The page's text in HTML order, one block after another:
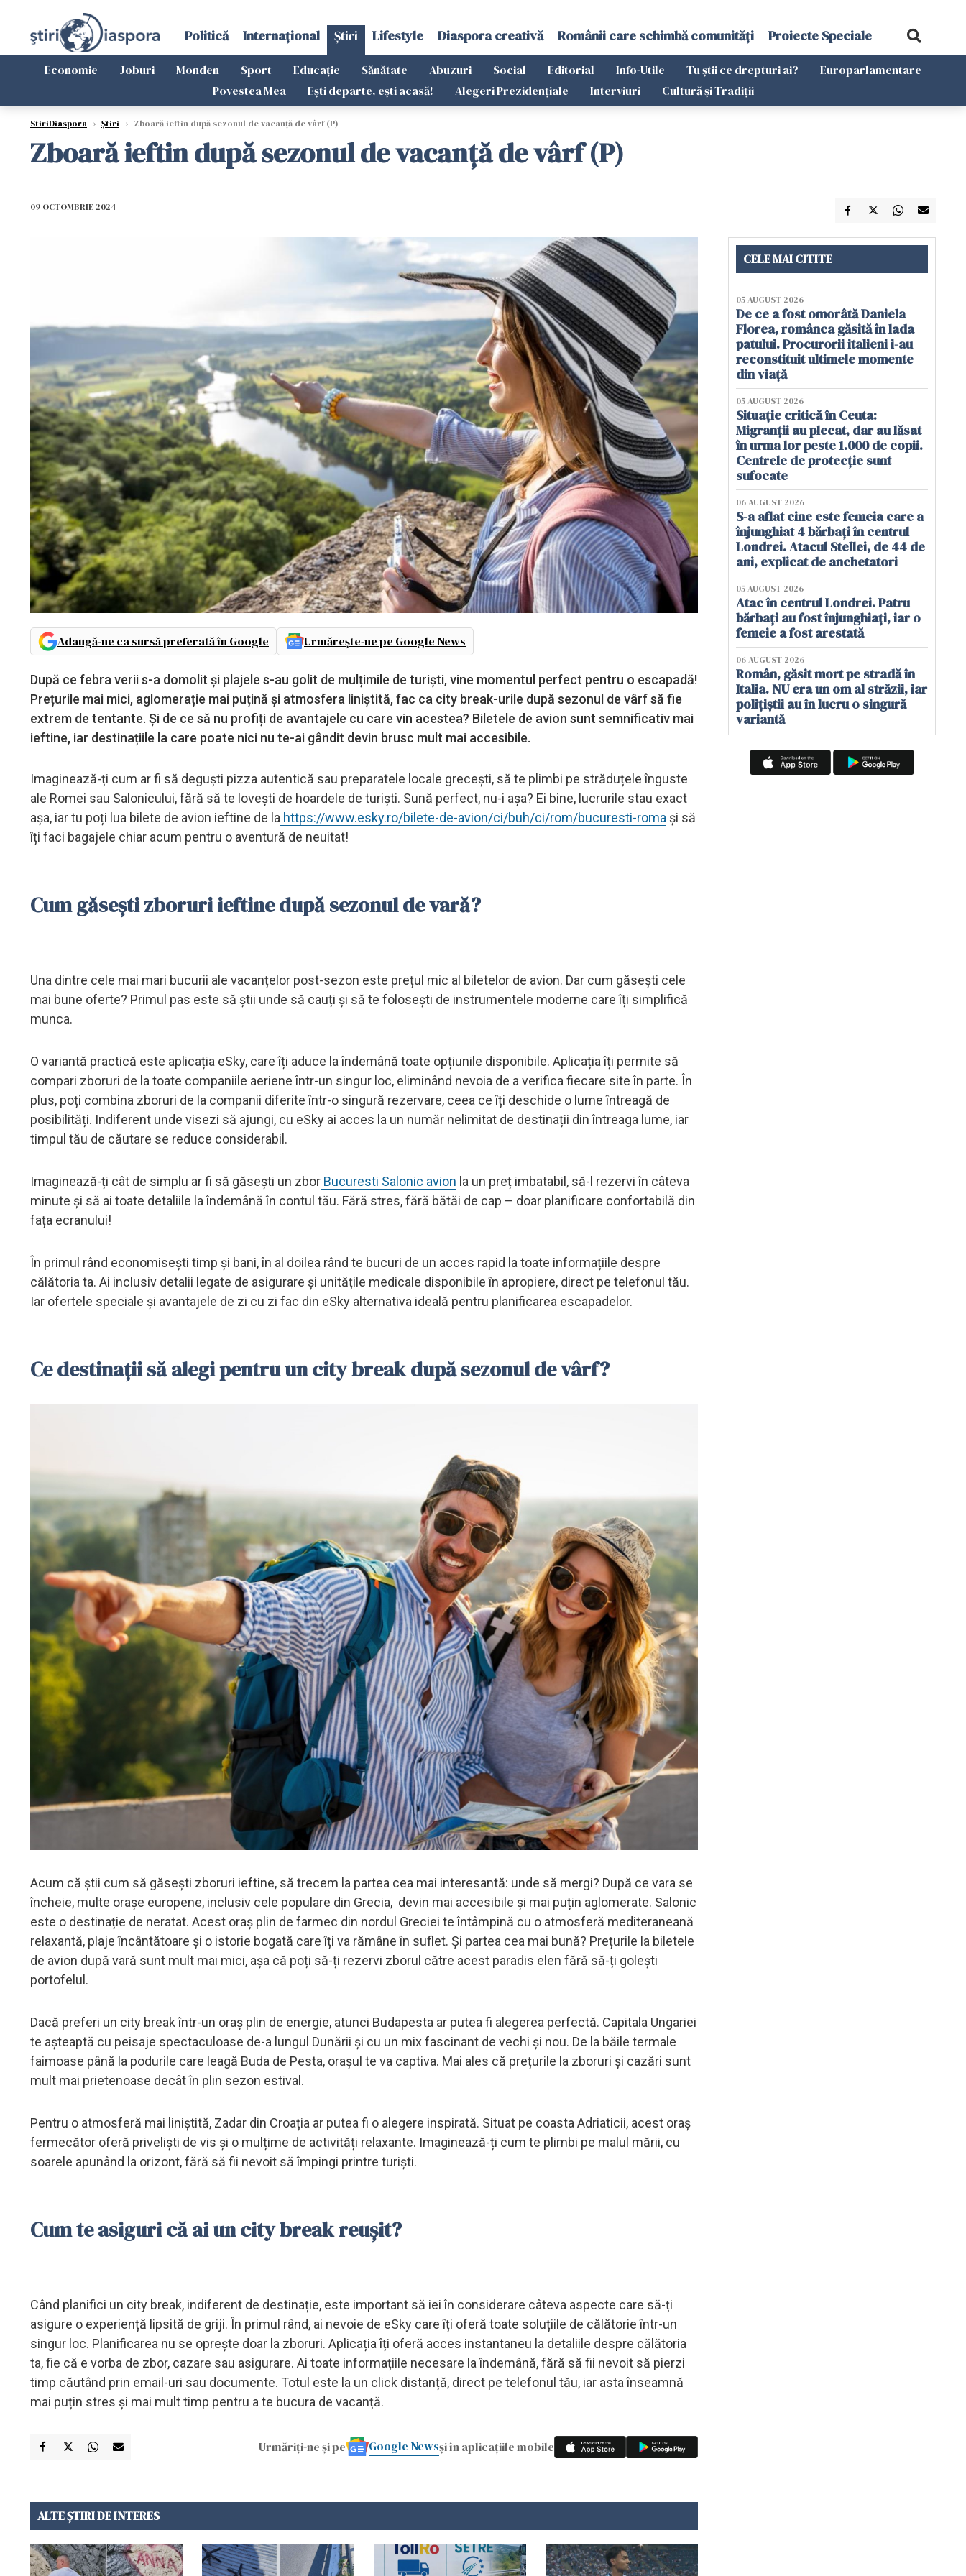
Politică Internațional Știri Lifestyle Diaspora creativă Românii care schimbă comunități Proiecte Speciale
Economie Joburi Monden Sport Educație Sănătate Abuzuri Social Editorial Info-Utile Tu știi ce drepturi ai?
Europarlamentare
Povestea Mea
Ești departe, ești acasă! Alegeri Prezidențiale Interviuri Cultură și Tradiții
StiriDiaspora › Știri › Zboară ieftin după sezonul de vacanță de vârf (P)
Zboară ieftin după sezonul de vacanță de vârf (P)
09 OCTOMBRIE 2024
Adaugă-ne ca sursă preferată în Google Urmărește-ne pe Google News
După ce febra verii s-a domolit și plajele s-au golit de mulțimile de turiști, vine momentul perfect pentru o escapadă!
Prețurile mai mici, aglomerație mai puțină și atmosfera liniștită, fac ca city break-urile după sezonul de vârf să fie
extrem de tentante. Și de ce să nu profiți de avantajele cu care vin acestea? Biletele de avion sunt semnificativ mai
ieftine, iar destinațiile la care poate nici nu te-ai gândit devin brusc mult mai accesibile.
Imaginează-ți cum ar fi să deguști pizza autentică sau preparatele locale grecești, să te plimbi pe străduțele înguste
ale Romei sau Salonicului, fără să te lovești de hoardele de turiști. Sună perfect, nu-i așa? Ei bine, lucrurile stau exact
așa, iar tu poți lua bilete de avion ieftine de la https://www.esky.ro/bilete-de-avion/ci/buh/ci/rom/bucuresti-roma și să
îți faci bagajele chiar acum pentru o aventură de neuitat!
Cum găsești zboruri ieftine după sezonul de vară?
Una dintre cele mai mari bucurii ale vacanțelor post-sezon este prețul mic al biletelor de avion. Dar cum găsești cele
mai bune oferte? Primul pas este să știi unde să cauți și să te folosești de instrumentele moderne care îți simplifică
munca.
O variantă practică este aplicația eSky, care îți aduce la îndemână toate opțiunile disponibile. Aplicația îți permite să
compari zboruri de la toate companiile aeriene într-un singur loc, eliminând nevoia de a verifica fiecare site în parte. În
plus, poți combina zboruri de la companii diferite într-o singură rezervare, ceea ce îți deschide o lume întreagă de
posibilități. Indiferent unde visezi să ajungi, cu eSky ai acces la un număr nelimitat de destinații din întreaga lume, iar
timpul tău de căutare se reduce considerabil.
Imaginează-ți cât de simplu ar fi să găsești un zbor Bucuresti Salonic avion la un preț imbatabil, să-l rezervi în câteva
minute și să ai toate detaliile la îndemână în contul tău. Fără stres, fără bătăi de cap – doar planificare confortabilă din
fața ecranului!
În primul rând economisești timp și bani, în al doilea rând te bucuri de un acces rapid la toate informațiile despre
călătoria ta. Ai inclusiv detalii legate de asigurare și unitățile medicale disponibile în apropiere, direct pe telefonul tău.
Iar ofertele speciale și avantajele de zi cu zi fac din eSky alternativa ideală pentru planificarea escapadelor.
Ce destinații să alegi pentru un city break după sezonul de vârf?
Acum că știi cum să găsești zboruri ieftine, să trecem la partea cea mai interesantă: unde să mergi? După ce vara se
încheie, multe orașe europene, inclusiv cele populare din Grecia, devin mai accesibile și mai puțin aglomerate. Salonic
este o destinație de neratat. Acest oraș plin de farmec din nordul Greciei te întâmpină cu o atmosferă mediteraneană
relaxantă, plaje încântătoare și o istorie bogată care îți va rămâne în suflet. Și partea cea mai bună? Prețurile la biletele
de avion după vară sunt mult mai mici, așa că poți să-ți rezervi zborul către acest paradis elen fără să-ți golești
portofelul.
Dacă preferi un city break într-un oraș plin de energie, atunci Budapesta ar putea fi alegerea perfectă. Capitala Ungariei
te așteaptă cu peisaje spectaculoase de-a lungul Dunării și cu un mix fascinant de vechi și nou. De la băile termale
faimoase până la podurile care leagă Buda de Pesta, orașul te va captiva. Mai ales că prețurile la zboruri și cazări sunt
mult mai prietenoase decât în plin sezon estival.
Pentru o atmosferă mai liniștită, Zadar din Croația ar putea fi o alegere inspirată. Situat pe coasta Adriaticii, acest oraș
fermecător oferă priveliști de vis și o mulțime de activități relaxante. Imaginează-ți cum te plimbi pe malul mării, cu
soarele apunând la orizont, fără să fii nevoit să împingi printre turiști.
Cum te asiguri că ai un city break reușit?
Când planifici un city break, indiferent de destinație, este important să iei în considerare câteva aspecte care să-ți
asigure o experiență lipsită de griji. În primul rând, ai nevoie de eSky care îți oferă toate soluțiile de călătorie într-un
singur loc. Planificarea nu se oprește doar la zboruri. Aplicația îți oferă acces instantaneu la detaliile despre călătoria
ta, fie că e vorba de zbor, cazare sau asigurare. Ai toate informațiile necesare la îndemână, fără să fii nevoit să pierzi
timp căutând prin email-uri sau documente. Totul este la un click distanță, direct pe telefonul tău, iar asta înseamnă
mai puțin stres și mai mult timp pentru a te bucura de vacanță.
Urmăriți-ne și pe Google Newsși în aplicațiile mobile
ALTE ȘTIRI DE INTERES
CELE MAI CITITE
05 AUGUST 2026
De ce a fost omorâtă Daniela
Florea, românca găsită în lada
patului. Procurorii italieni i-au
reconstituit ultimele momente
din viață
05 AUGUST 2026
Situație critică în Ceuta:
Migranții au plecat, dar au lăsat
în urma lor peste 1.000 de copii.
Centrele de protecție sunt
sufocate
06 AUGUST 2026
S-a aflat cine este femeia care a
înjunghiat 4 bărbați în centrul
Londrei. Atacul Stellei, de 44 de
ani, explicat de anchetatori
05 AUGUST 2026
Atac în centrul Londrei. Patru
bărbați au fost înjunghiați, iar o
femeie a fost arestată
06 AUGUST 2026
Român, găsit mort pe stradă în
Italia. NU era un om al străzii, iar
polițiștii au în lucru o singură
variantă